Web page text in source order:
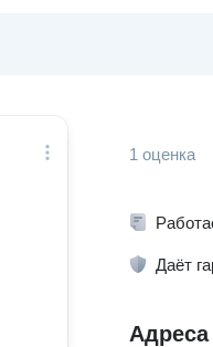
1 оценка
Даёт